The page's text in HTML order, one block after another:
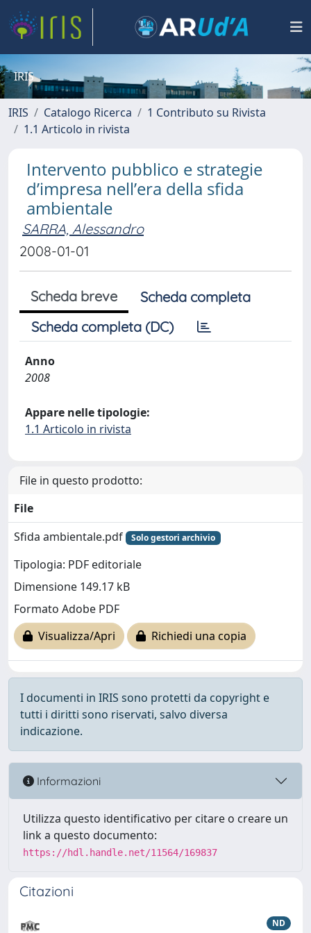
IRIS
IRIS Catalogo Ricerca
1 Contributo su Rivista
1.1 Articolo in rivista
Intervento pubblico e strategie
d’impresa nell’era della sfida
ambientale
SARRA, Alessandro
2008-01-01
Scheda breve
Scheda completa
Scheda completa (DC)
Anno
2008
Appare nelle tipologie:
1.1 Articolo in rivista
File in questo prodotto:
File
Sfida ambientale.pdf
Solo gestori archivio
Tipologia: PDF editoriale
Dimensione 149.17 kB
Formato Adobe PDF
Visualizza/Apri
Richiedi una copia
I documenti in IRIS sono protetti da copyright e
tutti i diritti sono riservati, salvo diversa
indicazione.
Informazioni
Utilizza questo identificativo per citare o creare un
link a questo documento:
https://hdl.handle.net/11564/169837
Citazioni
ND